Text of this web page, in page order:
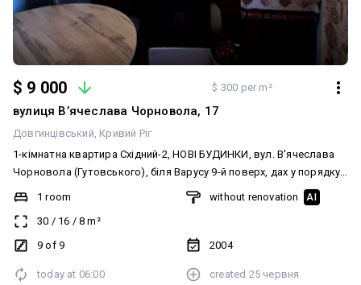
$ 9 000 $ 300 per m²
вулиця Вʼячеслава Чорновола, 17
Довгинцівський Кривий Ріг
1-кімнатна квартира Східний-2, НОВІ БУДИНКИ, вул. В'ячеслава
Чорновола (Гутовського), біля Варусу 9-й поверх, дах у порядку,
не тече квартира не кутова, будинок цегляний, теплий загальна
площа 30 кв. м замінені вікна на металопластикові, труби,
замінена проводка, санвузол та кухня — кахель міжкімнатні
двері — «канадка». Потрібен косметичний ремонт. Документи
Анжеліка
1 room
30 / 16 / 8 m²
9 of 9
without renovation AI
2004
today at 06:00 created 25 червня